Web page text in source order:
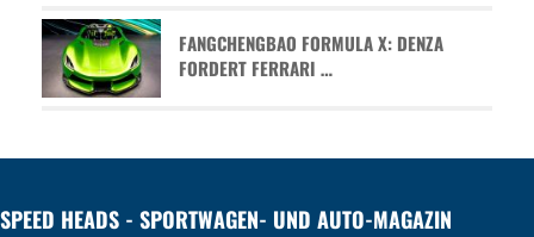
FANGCHENGBAO FORMULA X: DENZA
FORDERT FERRARI …
SPEED HEADS - SPORTWAGEN- UND AUTO-MAGAZIN